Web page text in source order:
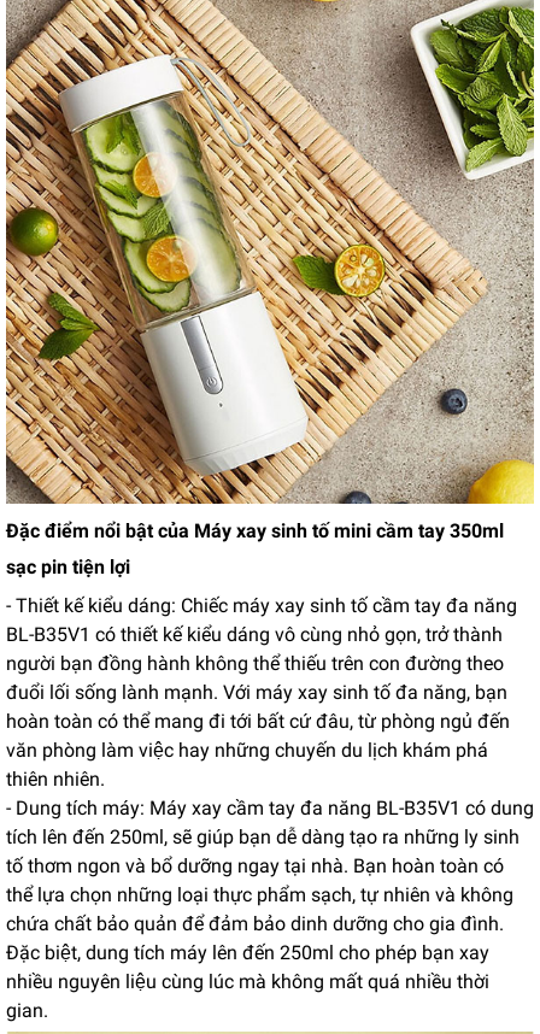
Đặc điểm nổi bật của Máy xay sinh tố mini cầm tay 350ml
sạc pin tiện lợi
- Thiết kế kiểu dáng: Chiếc máy xay sinh tố cầm tay đa năng
BL-B35V1 có thiết kế kiểu dáng vô cùng nhỏ gọn, trở thành
người bạn đồng hành không thể thiếu trên con đường theo
đuổi lối sống lành mạnh. Với máy xay sinh tố đa năng, bạn
hoàn toàn có thể mang đi tới bất cứ đâu, từ phòng ngủ đến
văn phòng làm việc hay những chuyến du lịch khám phá
thiên nhiên.
- Dung tích máy: Máy xay cầm tay đa năng BL-B35V1 có dung
tích lên đến 250ml, sẽ giúp bạn dễ dàng tạo ra những ly sinh
tố thơm ngon và bổ dưỡng ngay tại nhà. Bạn hoàn toàn có
thể lựa chọn những loại thực phẩm sạch, tự nhiên và không
chứa chất bảo quản để đảm bảo dinh dưỡng cho gia đình.
Đặc biệt, dung tích máy lên đến 250ml cho phép bạn xay
nhiều nguyên liệu cùng lúc mà không mất quá nhiều thời
gian.